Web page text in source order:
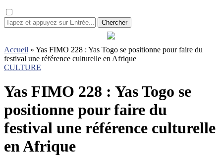
Chercher
Accueil » Yas FIMO 228 : Yas Togo se positionne pour faire du
festival une référence culturelle en Afrique
CULTURE
Yas FIMO 228 : Yas Togo se
positionne pour faire du
festival une référence culturelle
en Afrique